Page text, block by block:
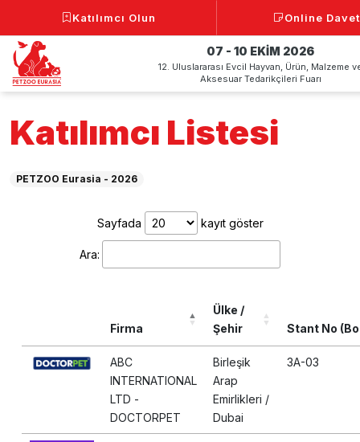
07 - 10 EKİM 2026
12. Uluslararası Evcil Hayvan, Ürün, Malzeme
Aksesuar Tedarikçileri Fuarı
Katılımcı Olun Online
Katılımcı Listesi
PETZOO Eurasia - 2026
Sayfada kayıt göster
Ara:
Firma
Ülke /
Şehir
Stant No
ABC
INTERNATIONAL
LTD -
DOCTORPET
Birleşik
Arap
Emirlikleri /
Dubai
3A-03